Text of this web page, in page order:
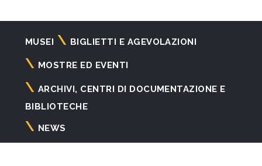
Navigazione
principale
MUSEI BIGLIETTI E AGEVOLAZIONI
MOSTRE ED EVENTI
ARCHIVI, CENTRI DI DOCUMENTAZIONE E
BIBLIOTECHE
NEWS